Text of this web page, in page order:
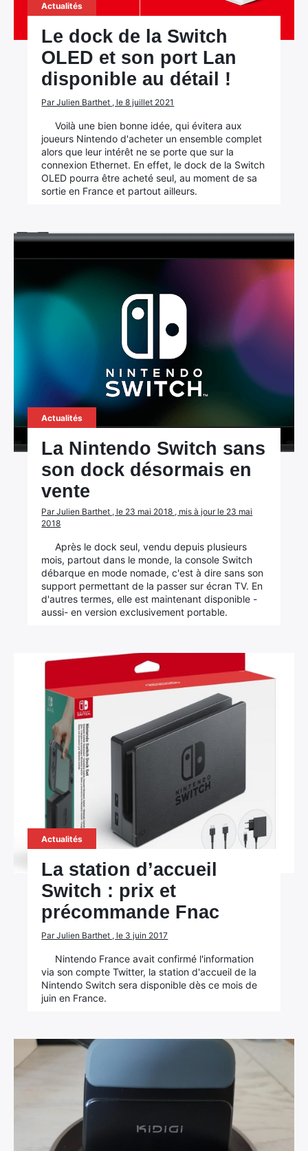
Actualités
Le dock de la Switch
OLED et son port Lan
disponible au détail !
Par Julien Barthet , le 8 juillet 2021
Voilà une bien bonne idée, qui évitera aux
joueurs Nintendo d'acheter un ensemble complet
alors que leur intérêt ne se porte que sur la
connexion Ethernet. En effet, le dock de la Switch
OLED pourra être acheté seul, au moment de sa
sortie en France et partout ailleurs.
Actualités
La Nintendo Switch sans
son dock désormais en
vente
Par Julien Barthet , le 23 mai 2018 , mis à jour le 23 mai
2018
Après le dock seul, vendu depuis plusieurs
mois, partout dans le monde, la console Switch
débarque en mode nomade, c'est à dire sans son
support permettant de la passer sur écran TV. En
d'autres termes, elle est maintenant disponible -
aussi- en version exclusivement portable.
Actualités
La station d’accueil
Switch : prix et
précommande Fnac
Par Julien Barthet , le 3 juin 2017
Nintendo France avait confirmé l'information
via son compte Twitter, la station d'accueil de la
Nintendo Switch sera disponible dès ce mois de
juin en France.